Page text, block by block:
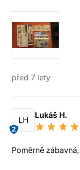
před 7 lety
LH
2
Lukáš H.
Poměrně